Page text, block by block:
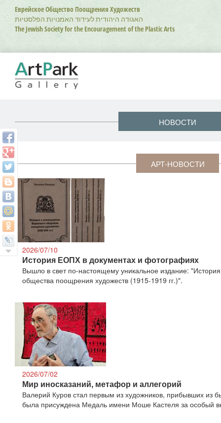
Перейти
основному
содержанию
Еврейское Общество Поощрения Художеств
האגודה היהודית לעידוד האמנויות הפלסטיות
The Jewish Society for the Encouragement of the Plastic Arts
НОВОСТИ
АРТ-НОВОСТИ
2026/07/10
История ЕОПХ в документах и фотографиях
Вышло в свет по-настоящему уникальное издание: "История
общества поощрения художеств (1915-1919 гг.)".
2026/07/02
Мир иносказаний, метафор и аллегорий
Валерий Куров стал первым из художников, прибывших из
была присуждена Медаль имени Моше Кастеля за особый